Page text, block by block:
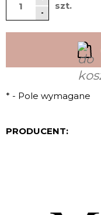
-
szt.
* - Pole wymagane
PRODUCENT: